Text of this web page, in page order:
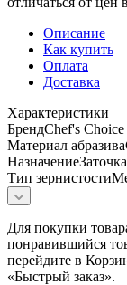
Описание
Как купить
Оплата
Доставка
Характеристики
БрендChef's Choice
Материал
НазначениеЗаточка
Тип
Для покупки
понравившийся
перейдите в
«Быстрый заказ».